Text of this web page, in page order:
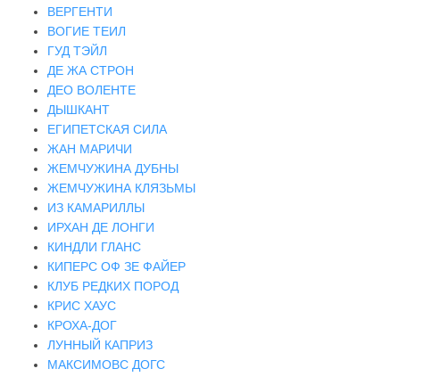
ВЕРГЕНТИ
ВОГИЕ ТЕИЛ
ГУД ТЭЙЛ
ДЕ ЖА СТРОН
ДЕО ВОЛЕНТЕ
ДЫШКАНТ
ЕГИПЕТСКАЯ СИЛА
ЖАН МАРИЧИ
ЖЕМЧУЖИНА ДУБНЫ
ЖЕМЧУЖИНА КЛЯЗЬМЫ
ИЗ КАМАРИЛЛЫ
ИРХАН ДЕ ЛОНГИ
КИНДЛИ ГЛАНС
КИПЕРС ОФ ЗЕ ФАЙЕР
КЛУБ РЕДКИХ ПОРОД
КРИС ХАУС
КРОХА-ДОГ
ЛУННЫЙ КАПРИЗ
МАКСИМОВС ДОГС